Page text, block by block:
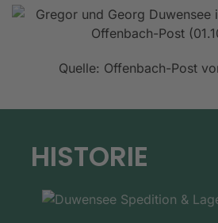
Quelle: Offenbach-Post
HISTORIE